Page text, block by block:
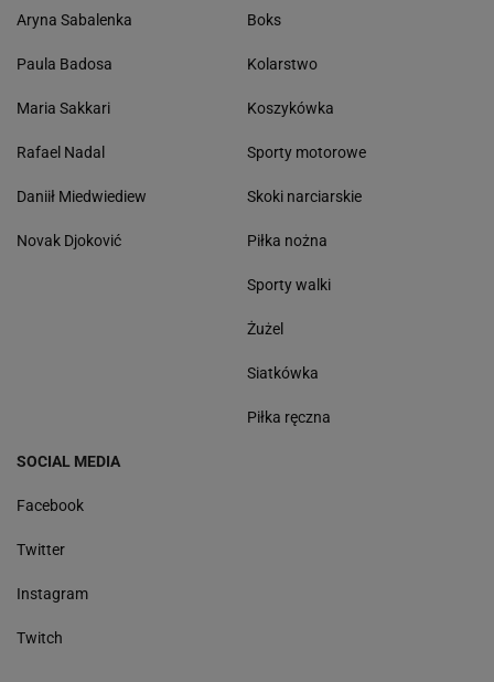
Aryna Sabalenka
Paula Badosa
Maria Sakkari
Rafael Nadal
Daniił Miedwiediew
Novak Djoković
Boks
Kolarstwo
Koszykówka
Sporty motorowe
Skoki narciarskie
Piłka nożna
Sporty walki
Żużel
Siatkówka
Piłka ręczna
SOCIAL MEDIA
Facebook
Twitter
Instagram
Twitch